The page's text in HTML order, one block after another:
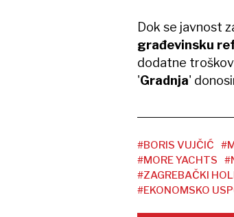
Dok se javnost
građevinsku
dodatne
'Gradnja'
#BORIS VUJČIĆ
#MORE YACHTS
#ZAGREBAČKI
#EKONOMSKO